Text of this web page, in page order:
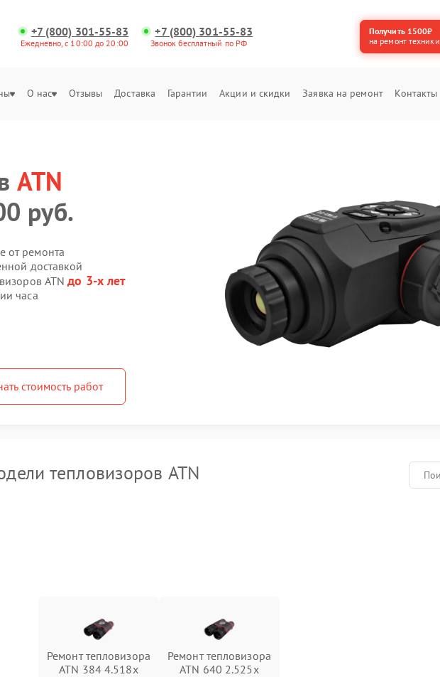
+7 (800) 301-55-83
Ежедневно, с 10:00 до 20:00
+7 (800) 301-55-83
Звонок бесплатный по РФ
Получить 1500₽
на ремонт техники
О нас Отзывы Доставка Гарантии Акции и скидки Заявка на ремонт Контакты
ATN
руб.
от ремонта
доставкой
ATNдо 3-х лет
часа
стоимость работ
тепловизоров ATN
Ремонт тепловизора
ATN 384 4.518x
Ремонт тепловизора
ATN 640 2.525x